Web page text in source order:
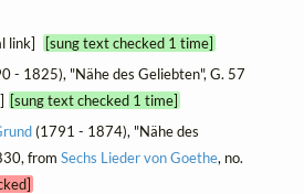
link]
[sung text checked 1 time]
- 1825), "Nähe des Geliebten", G. 57
[sung text checked 1 time]
(1791 - 1874), "Nähe des
from Sechs Lieder von Goethe, no.